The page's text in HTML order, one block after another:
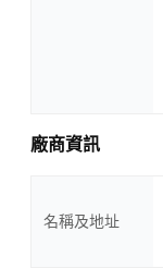
廠商資訊
名稱及地址